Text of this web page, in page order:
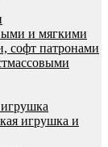
и мягкими
софт патронами
игрушка
игрушка и